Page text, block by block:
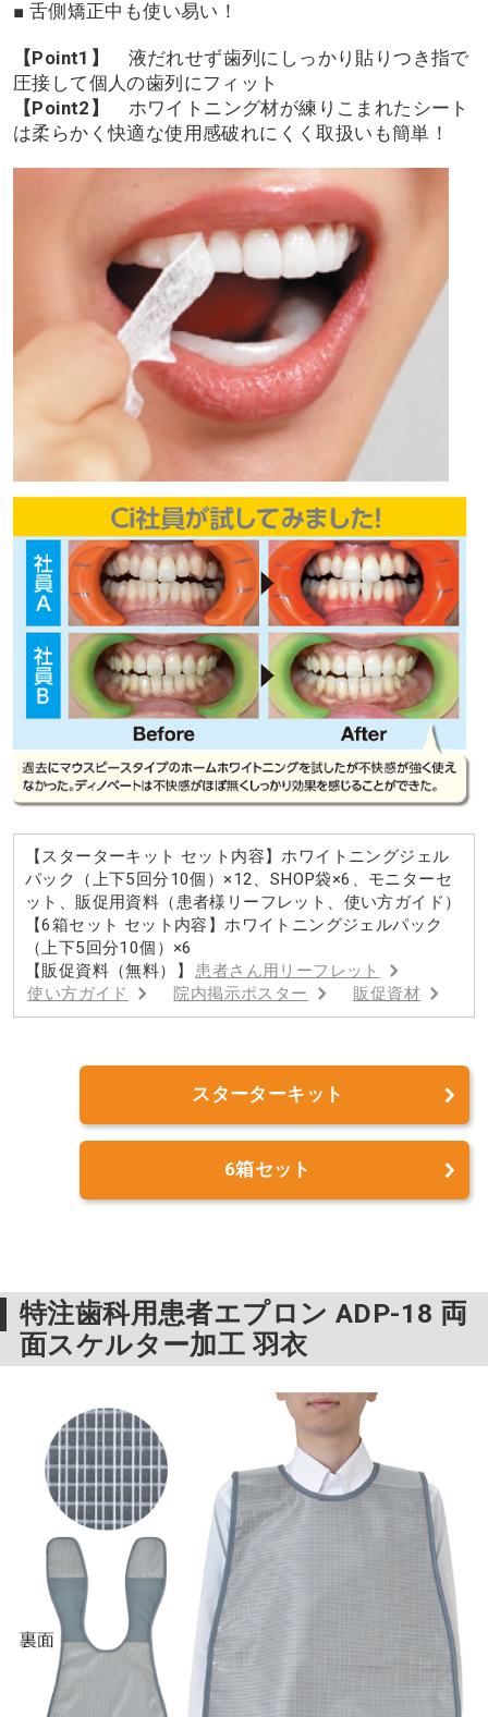
■ 舌側矯正中も使い易い！
【Point1】
液だれせず歯列にしっかり貼りつき指で
圧接して個人の歯列にフィット
【Point2】
ホワイトニング材が練りこまれたシート
は柔らかく快適な使用感破れにくく取扱いも簡単！
【スターターキット セット内容】ホワイトニングジェル
パック（上下5回分10個）×12、SHOP袋×6、モニターセ
ット、販促用資料（患者様リーフレット、使い方ガイド）
【6箱セット セット内容】ホワイトニングジェルパック
（上下5回分10個）×6
【販促資料（無料）】
患者さん用リーフレット
使い方ガイド
院内掲示ポスター 販促資材
スターターキット
6箱セット
特注歯科用患者エプロン ADP-18 両
面スケルター加工 羽衣